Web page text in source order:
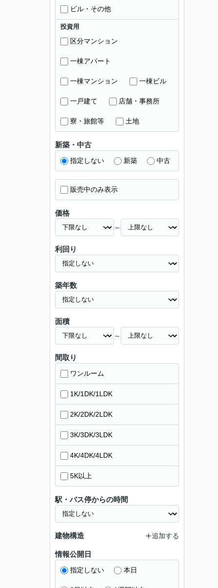
ビル・その他
投資用
区分マンション
一棟アパート
一棟マンション 一棟ビル
一戸建て 店舗・事務所
寮・旅館等 土地
新築・中古
指定しない 新築 中古
販売中のみ表示
価格
～
利回り
築年数
面積
～
間取り
ワンルーム
1K/1DK/1LDK
2K/2DK/2LDK
3K/3DK/3LDK
4K/4DK/4LDK
5K以上
駅・バス停からの時間
建物構造 追加する
情報公開日
指定しない 本日